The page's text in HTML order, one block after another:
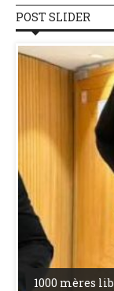
POST SLIDER
1000 mères